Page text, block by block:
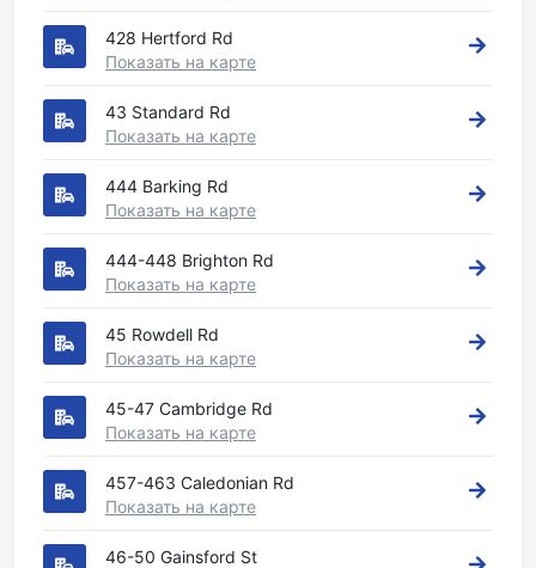
428 Hertford Rd
Показать на карте
43 Standard Rd
Показать на карте
444 Barking Rd
Показать на карте
444-448 Brighton Rd
Показать на карте
45 Rowdell Rd
Показать на карте
45-47 Cambridge Rd
Показать на карте
457-463 Caledonian Rd
Показать на карте
46-50 Gainsford St